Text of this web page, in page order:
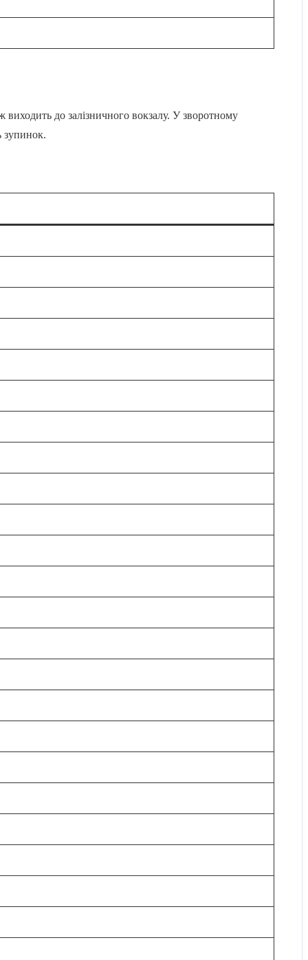
виходить до залізничного вокзалу. У зворотному
зупинок.